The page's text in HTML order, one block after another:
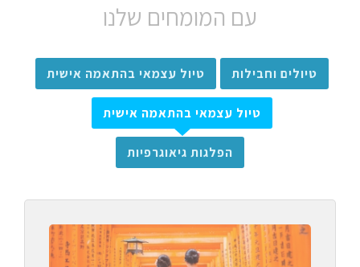
עם המומחים שלנו
טיולים וחבילות טיול עצמאי בהתאמה אישית
טיול עצמאי בהתאמה אישית
הפלגות גיאוגרפיות